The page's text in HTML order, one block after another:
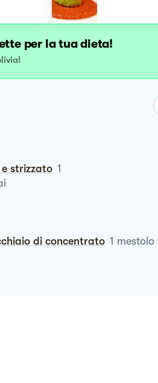
per la tua dieta!
e strizzato 1
di concentrato 1 mestolo